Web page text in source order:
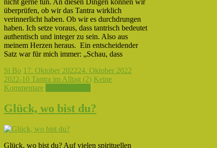
nicht gerne tun. An diesen Dingen können wir
überprüfen, ob wir das Tantra wirklich
verinnerlicht haben. Ob wir es durchdrungen
haben. Ich setze voraus, dass tantrisch bedeutet
authentisch und integer zu sein. Also aus
meinem Herzen heraus. Ein entscheidender
Satz war für mich immer: „Schau, dass
Si Bo 17. Oktober 202224. Oktober 2022
2022-10 Tantra im Alltag (2) Keine
Kommentare
Glück, wo bist du?
Glück, wo bist du? Auf vielen spirituellen